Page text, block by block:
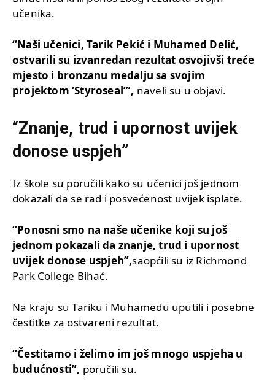
učenika.
“Naši učenici, Tarik Pekić i Muhamed Delić,
ostvarili su izvanredan rezultat osvojivši treće
mjesto i bronzanu medalju sa svojim
projektom ‘Styroseal’”, naveli su u objavi.
“Znanje, trud i upornost uvijek
donose uspjeh”
Iz škole su poručili kako su učenici još jednom
dokazali da se rad i posvećenost uvijek isplate.
“Ponosni smo na naše učenike koji su još
jednom pokazali da znanje, trud i upornost
uvijek donose uspjeh”,saopćili su iz Richmond
Park College Bihać.
Na kraju su Tariku i Muhamedu uputili i posebne
čestitke za ostvareni rezultat.
“Čestitamo i želimo im još mnogo uspjeha u
budućnosti”, poručili su.